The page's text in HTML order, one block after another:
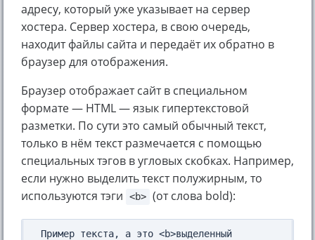
адресу, который уже указывает на сервер
хостера. Сервер хостера, в свою очередь,
находит файлы сайта и передаёт их обратно в
браузер для отображения.
Браузер отображает сайт в специальном
формате — HTML — язык гипертекстовой
разметки. По сути это самый обычный текст,
только в нём текст размечается с помощью
специальных тэгов в угловых скобках. Например,
если нужно выделить текст полужирным, то
используются тэги
<b> (от слова bold):
Пример текста, а это <b>выделенный